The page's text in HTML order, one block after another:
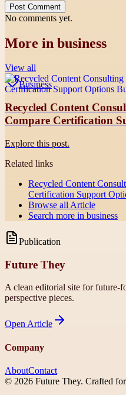
Post Comment
No comments yet.
More in business
View all
Business
Recycled Content
Compare Certification
Explore this post.
Related links
Recycled Content
Certification Support
Browse all Article
Search more in business
Publication
Future They
A clean editorial site for future-
perspective pieces.
Open Article
Company
AboutContact
© 2026 Future They. Crafted